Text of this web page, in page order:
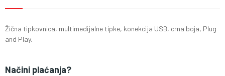
Žična tipkovnica, multimedijalne tipke, konekcija USB, crna boja, Plug
and Play.
Načini plaćanja?